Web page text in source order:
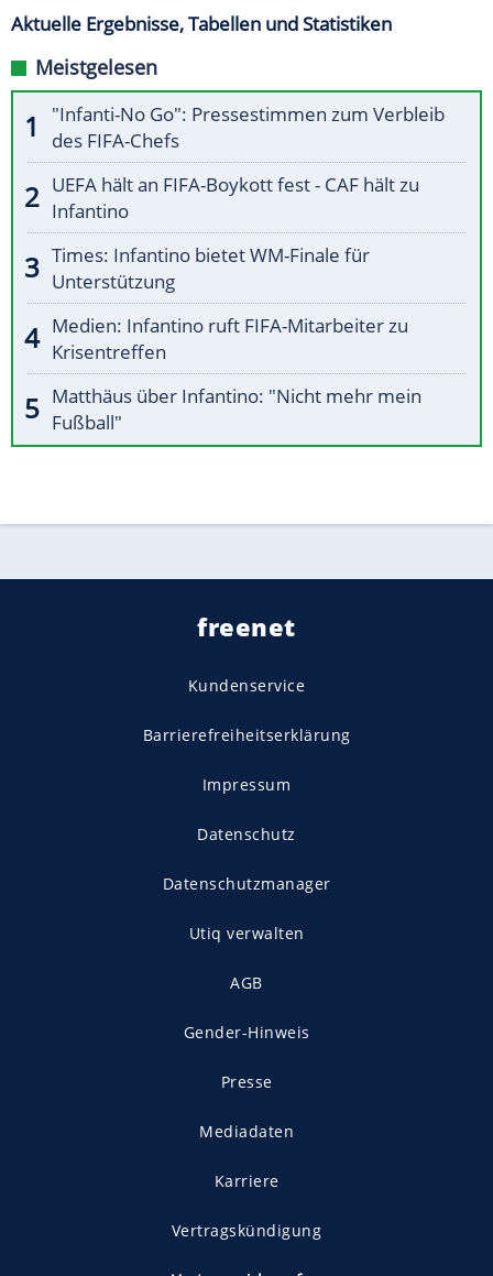
Aktuelle Ergebnisse, Tabellen und Statistiken
Meistgelesen
"Infanti-No Go": Pressestimmen zum Verbleib
des FIFA-Chefs
UEFA hält an FIFA-Boykott fest - CAF hält zu
Infantino
Times: Infantino bietet WM-Finale für
Unterstützung
Medien: Infantino ruft FIFA-Mitarbeiter zu
Krisentreffen
Matthäus über Infantino: "Nicht mehr mein
Fußball"
freenet
Kundenservice
Barrierefreiheitserklärung
Impressum
Datenschutz
Datenschutzmanager
Utiq verwalten
AGB
Gender-Hinweis
Presse
Mediadaten
Karriere
Vertragskündigung